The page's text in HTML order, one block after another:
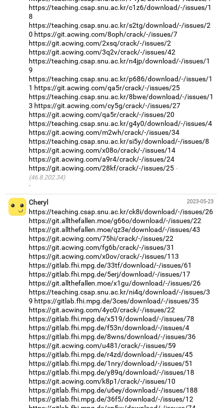
https://teaching.csap.snu.ac.kr/c1z6/download/-/issues/1
8
https://teaching.csap.snu.ac.kr/s2tg/download/-/issues/2
0 https://git.acwing.com/8oph/crack/-/issues/7
https://git.acwing.com/2xsq/crack/-/issues/2
https://git.acwing.com/3q2v/crack/-/issues/42
https://teaching.csap.snu.ac.kr/n4jp/download/-/issues/1
9
https://teaching.csap.snu.ac.kr/p686/download/-/issues/1
1 https://git.acwing.com/qa5r/crack/-/issues/25
https://teaching.csap.snu.ac.kr/8bwe/download/-/issues/1
3 https://git.acwing.com/cy5g/crack/-/issues/27
https://git.acwing.com/qa5r/crack/-/issues/20
https://teaching.csap.snu.ac.kr/g4y0/download/-/issues/4
https://git.acwing.com/m2wh/crack/-/issues/34
https://teaching.csap.snu.ac.kr/si5y/download/-/issues/8
https://git.acwing.com/x08o/crack/-/issues/14
https://git.acwing.com/a9r4/crack/-/issues/24
https://git.acwing.com/28kf/crack/-/issues/25
(46.8.202.34)
·
2023-05-23
Cheryl
https://teaching.csap.snu.ac.kr/ck8i/download/-/issues/26
https://git.allthefallen.moe/g66o/download/-/issues/22
https://git.allthefallen.moe/qz3e/download/-/issues/43
https://git.acwing.com/75hi/crack/-/issues/22
https://git.acwing.com/fg6b/crack/-/issues/31
https://git.acwing.com/x0ov/crack/-/issues/113
https://gitlab.fhi.mpg.de/33tf/download/-/issues/61
https://gitlab.fhi.mpg.de/5erj/download/-/issues/17
https://git.allthefallen.moe/x1gu/download/-/issues/26
https://teaching.csap.snu.ac.kr/ni4q/download/-/issues/3
9 https://gitlab.fhi.mpg.de/3ces/download/-/issues/35
https://git.acwing.com/4yc0/crack/-/issues/22
https://gitlab.fhi.mpg.de/x519/download/-/issues/78
https://gitlab.fhi.mpg.de/f53n/download/-/issues/4
https://gitlab.fhi.mpg.de/8wns/download/-/issues/36
https://git.acwing.com/u481/crack/-/issues/59
https://gitlab.fhi.mpg.de/r4zd/download/-/issues/45
https://gitlab.fhi.mpg.de/1nry/download/-/issues/51
https://gitlab.fhi.mpg.de/y89q/download/-/issues/18
https://git.acwing.com/k8p1/crack/-/issues/10
https://gitlab.fhi.mpg.de/u6ey/download/-/issues/188
https://gitlab.fhi.mpg.de/36f5/download/-/issues/12